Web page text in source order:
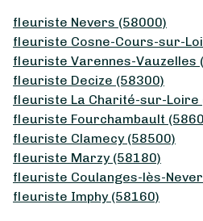
fleuriste Nevers (58000)
fleuriste Cosne-Cours-sur-
fleuriste Varennes-Vauzelles
fleuriste Decize (58300)
fleuriste La Charité-sur-Loire
fleuriste Fourchambault
fleuriste Clamecy (58500)
fleuriste Marzy (58180)
fleuriste Coulanges-lès-
fleuriste Imphy (58160)